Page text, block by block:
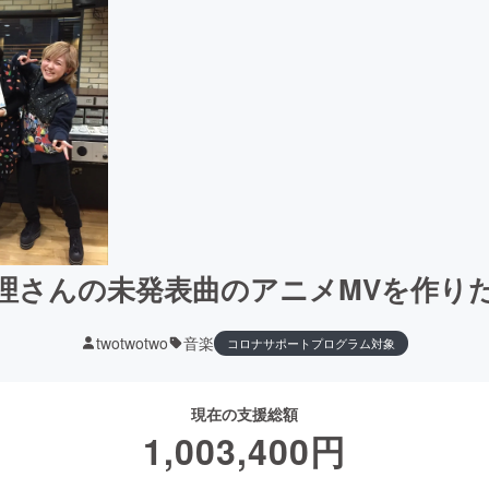
さんの未発表曲のアニメMVを作り
twotwotwo 音楽 コロナサポートプログラム対象
現在の支援総額
1,003,400円